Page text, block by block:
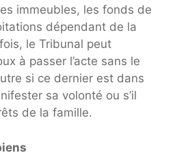
immeubles, les fonds de
dépendant de la
le Tribunal peut
à passer l’acte sans le
si ce dernier est dans
sa volonté ou s’il
de la famille.